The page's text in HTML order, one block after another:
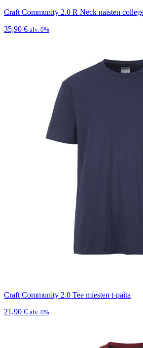
Craft Community 2.0 R Neck naisten
35,90 € alv. 0%
Craft Community 2.0 Tee miesten t-paita
21,90 € alv. 0%